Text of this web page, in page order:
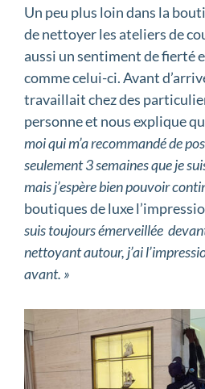
Un peu plus loin dans la
de nettoyer les ateliers de
aussi un sentiment de fierté
comme celui-ci. Avant
travaillait chez des
personne et nous explique
moi qui m’a recommandé de
seulement 3 semaines que je
mais j’espère bien pouvoir
boutiques de luxe
suis toujours émerveillée
nettoyant autour, j’ai
avant. »